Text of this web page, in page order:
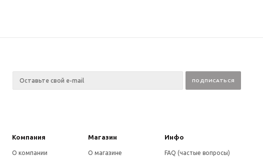
Компания Магазин Инфо
О компании О магазине FAQ (частые вопросы)